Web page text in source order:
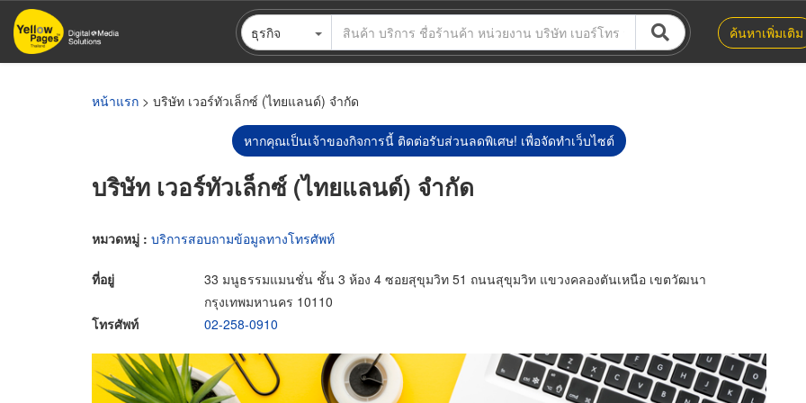
ข้าม
ไป
ธุรกิจ ค้นหาเพิ่มเติม
หน้าแรก > บริษัท เวอร์ทัวเล็กซ์ (ไทยแลนด์) จำกัด
หากคุณเป็นเจ้าของกิจการนี้ ติดต่อรับส่วนลดพิเศษ! เพื่อจัดทำเว็บไซต์
บริษัท เวอร์ทัวเล็กซ์ (ไทยแลนด์) จำกัด
หมวดหมู่ : บริการสอบถามข้อมูลทางโทรศัพท์
ที่อยู่
33 มนูธรรมแมนชั่น ชั้น 3 ห้อง 4 ซอยสุขุมวิท 51 ถนนสุขุมวิท แขวงคลองตันเหนือ เขตวัฒนา
กรุงเทพมหานคร 10110
โทรศัพท์
02-258-0910